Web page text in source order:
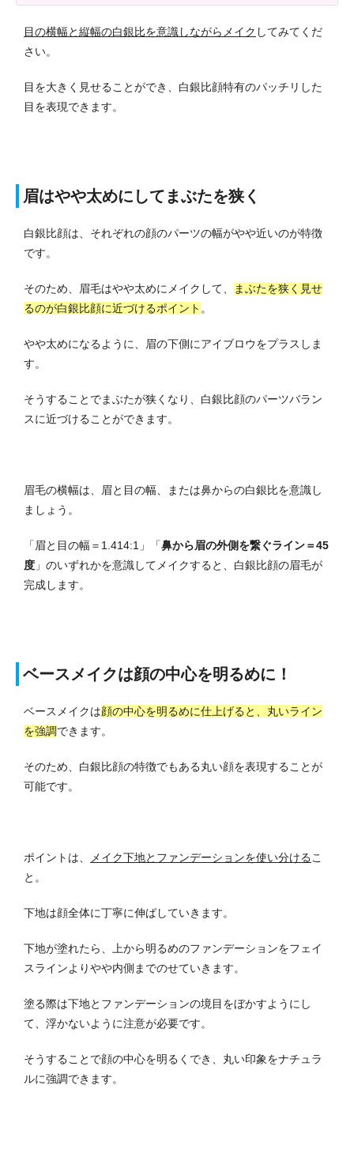
目の横幅と縦幅の白銀比を意識しながらメイク してみてくだ
さい。
目を大きく見せることができ、白銀比顔特有のパッチリした
目を表現できます。
眉はやや太めにしてまぶたを狭く
白銀比顔は、それぞれの顔のパーツの幅がやや近いのが特徴
です。
そのため、眉毛はやや太めにメイクして、
まぶたを狭く見せ
るのが白銀比顔に近づけるポイント 。
やや太めになるように、眉の下側にアイブロウをプラスしま
す。
そうすることでまぶたが狭くなり、白銀比顔のパーツバラン
スに近づけることができます。
眉毛の横幅は、眉と目の幅、または鼻からの白銀比を意識し
ましょう。
「眉と目の幅＝1.414:1」「鼻から眉の外側を繋ぐライン＝45
度 」のいずれかを意識してメイクすると、白銀比顔の眉毛が
完成します。
ベースメイクは顔の中心を明るめに！
ベースメイクは顔の中心を明るめに仕上げると、丸いライン
を強調できます。
そのため、白銀比顔の特徴でもある丸い顔を表現することが
可能です。
ポイントは、 メイク下地とファンデーションを使い分ける こ
と。
下地は顔全体に丁寧に伸ばしていきます。
下地が塗れたら、上から明るめのファンデーションをフェイ
スラインよりやや内側までのせていきます。
塗る際は下地とファンデーションの境目をぼかすようにし
て、浮かないように注意が必要です。
そうすることで顔の中心を明るくでき、丸い印象をナチュラ
ルに強調できます。